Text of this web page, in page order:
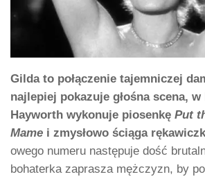
Gilda to połączenie tajemniczej
najlepiej pokazuje głośna scena,
Hayworth wykonuje piosenkę Put
Mame i zmysłowo ściąga
owego numeru następuje dość
bohaterka zaprasza mężczyzn, by